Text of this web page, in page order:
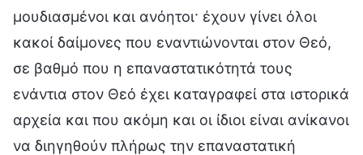
μουδιασμένοι και ανόητοι· έχουν γίνει όλοι
κακοί δαίμονες που εναντιώνονται στον Θεό,
σε βαθμό που η επαναστατικότητά τους
ενάντια στον Θεό έχει καταγραφεί στα ιστορικά
αρχεία και που ακόμη και οι ίδιοι είναι ανίκανοι
να διηγηθούν πλήρως την επαναστατική